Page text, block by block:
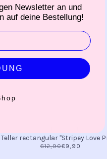
Teller rectangular "Stripey Love
€12,90€9,90
Newsletter an und
auf deine Bestellung!